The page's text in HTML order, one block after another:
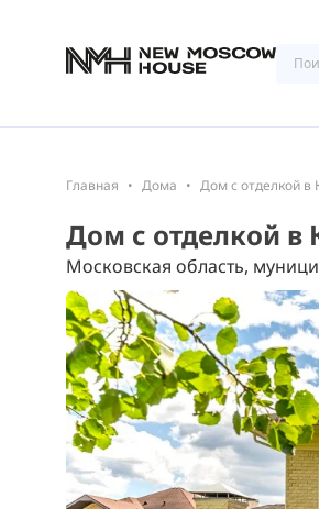
Главная Дома Дом с отделкой в
Дом с отделкой в
Московская область,